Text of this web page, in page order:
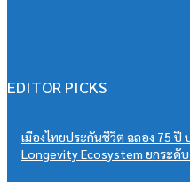
กรุงเทพประกันภัยจัดเสวนาป
EDITOR PICKS
เมืองไทยประกันชีวิต ฉลอง 75 ปี
Longevity Ecosystem ยกระ